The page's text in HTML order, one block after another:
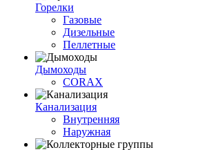
Горелки
Газовые
Дизельные
Пеллетные
Дымоходы
CORAX
Канализация
Внутренняя
Наружная